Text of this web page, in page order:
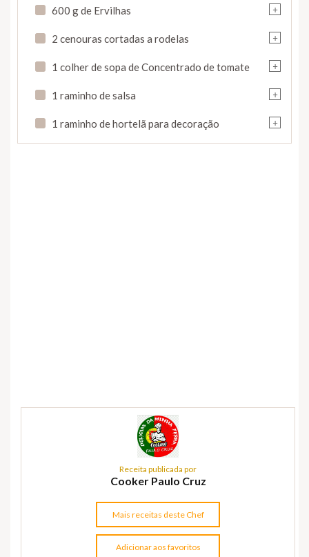
+
600 g de Ervilhas
+
2 cenouras cortadas a rodelas
+
1 colher de sopa de Concentrado de tomate
+
1 raminho de salsa
+
1 raminho de hortelã para decoração
Receita publicada por
Cooker Paulo Cruz
Mais receitas deste Chef
Adicionar aos favoritos